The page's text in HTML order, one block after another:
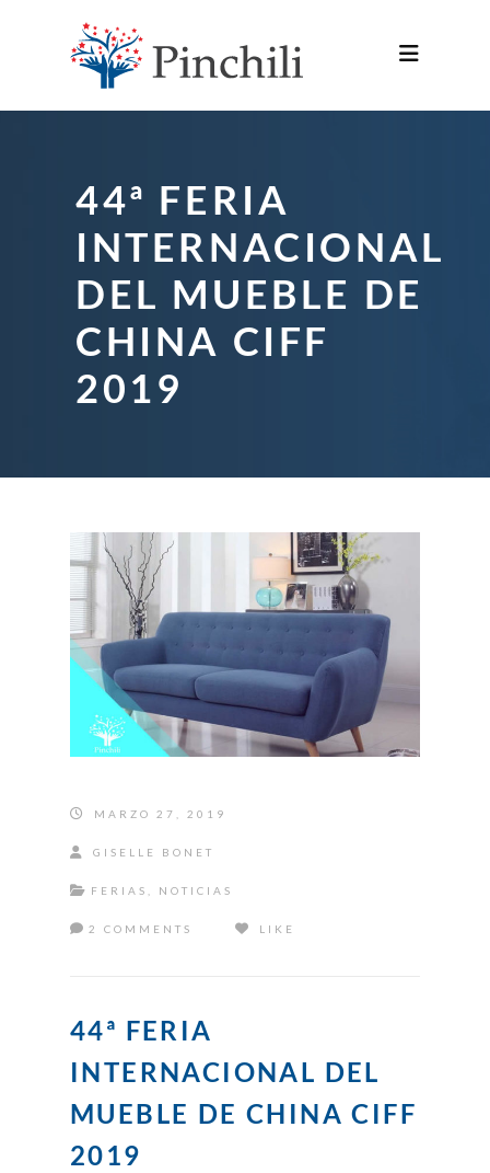
44ª FERIA
INTERNACIONAL
DEL MUEBLE DE
CHINA CIFF
2019
MARZO 27, 2019
GISELLE BONET
FERIAS NOTICIAS
2 COMMENTS LIKE
44ª FERIA
INTERNACIONAL DEL
MUEBLE DE CHINA CIFF
2019